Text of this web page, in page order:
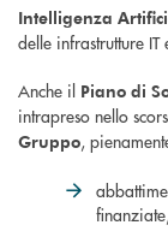
Intelligenza
delle infrastrutture IT
Anche il Piano di
intrapreso nello
Gruppo,